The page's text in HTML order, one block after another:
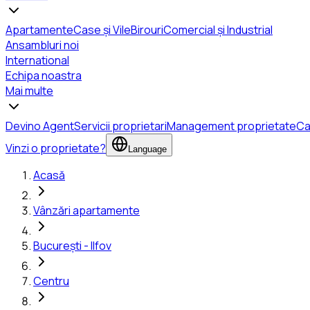
ApartamenteCase și VileBirouriComercial și Industrial
Ansambluri noi
International
Echipa noastra
Mai multe
Devino AgentServicii proprietariManagement proprietate
Vinzi o proprietate?
Language
Acasă
Vânzări apartamente
București - Ilfov
Centru